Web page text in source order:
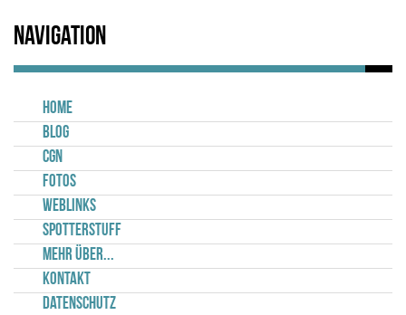
Navigation
Home
Blog
CGN
Fotos
Weblinks
Spotterstuff
Mehr über...
Kontakt
Datenschutz